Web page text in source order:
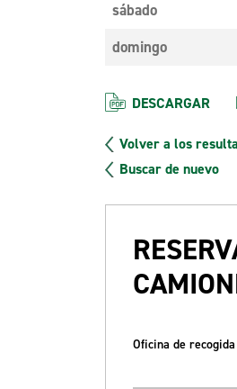
sábado
domingo
DESCARGAR
Volver a los
Buscar de nuevo
Oficina de